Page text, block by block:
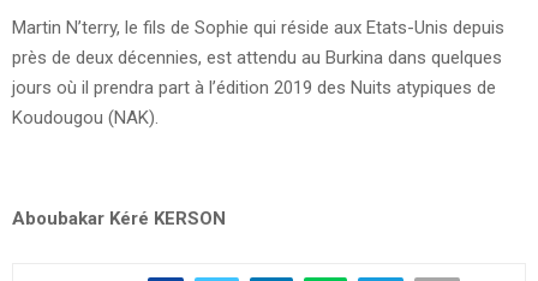
Martin N’terry, le fils de Sophie qui réside aux Etats-Unis depuis
près de deux décennies, est attendu au Burkina dans quelques
jours où il prendra part à l’édition 2019 des Nuits atypiques de
Koudougou (NAK).
Aboubakar Kéré KERSON